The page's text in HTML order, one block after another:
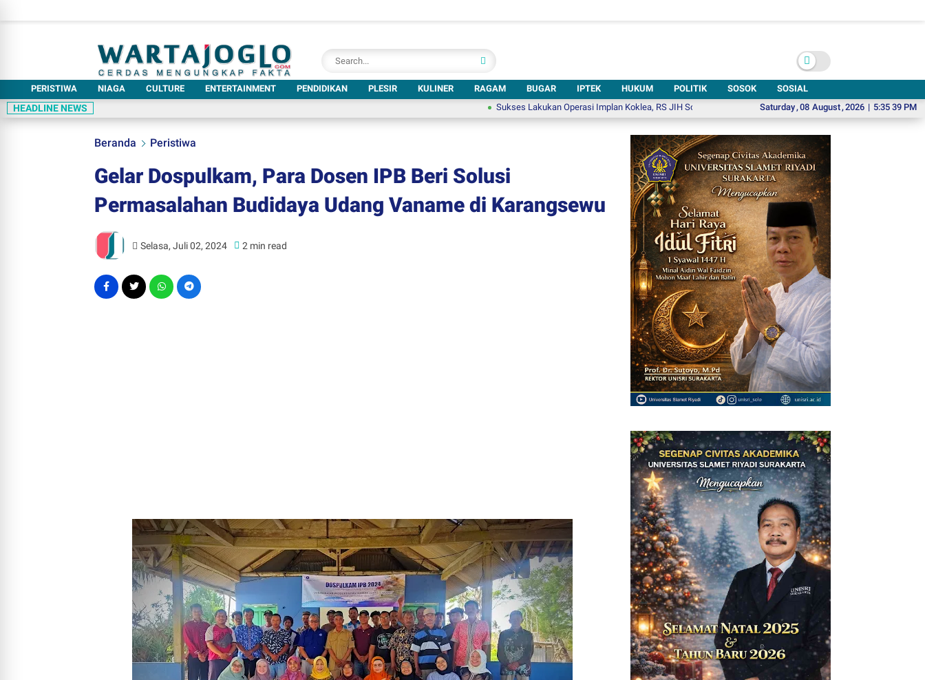
PERISTIWA NIAGA CULTURE ENTERTAINMENT PENDIDIKAN PLESIR KULINER RAGAM BUGAR IPTEK HUKUM POLITIK SOSOK
SOSIAL
Saturday,08 August,2026 | 5:35 40 PM
HEADLINE NEWS Sukses Lakukan Operasi Implan Koklea, RS JIH Solo Buka Harapan bagi Anak dengan Gangguan Pendengaran
Beranda Peristiwa
Gelar Dospulkam, Para Dosen IPB Beri Solusi
Permasalahan Budidaya Udang Vaname di Karangsewu
Selasa, Juli 02, 2024 2 min read